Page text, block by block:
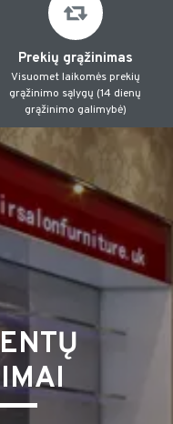
Prekių grąžinimas
Visuomet laikomės prekių
grąžinimo sąlygų (14 dienų
grąžinimo galimybė)